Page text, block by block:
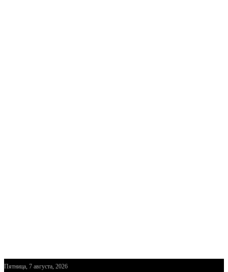
Пятница, 7 августа, 2026